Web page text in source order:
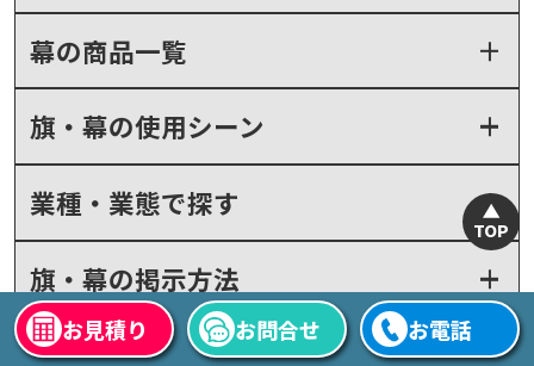
サービスの評価5
金額が安い
担当者の対応力
【サービスに関する満足度の理由】
丁寧に対応してくれました。
【商品に関する満足度の理由】
【どんなことに利用されましたか？】
掲揚
幕の商品一覧
旗・幕の使用シーン
業種・業態で探す
旗・幕の掲示方法
関連商品
TOP
お見積り お問合せ お電話